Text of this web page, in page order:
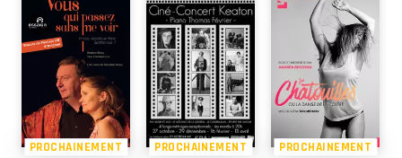
PROCHAINEMENT PROCHAINEMENT PROCHAINEMENT